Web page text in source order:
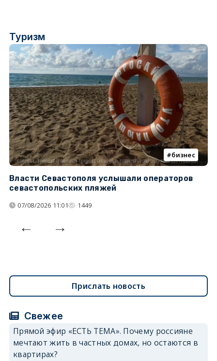
Туризм
бизнес
Власти Севастополя услышали операторов
севастопольских пляжей
07/08/2026 11:01 1449
Прислать новость
Свежее
Прямой эфир «ЕСТЬ ТЕМА». Почему россияне
мечтают жить в частных домах, но остаются в
квартирах?